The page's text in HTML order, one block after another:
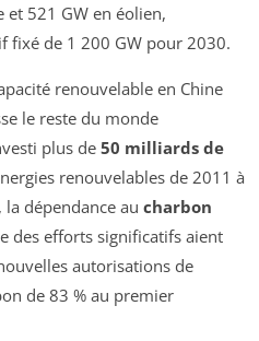
et 521 GW en éolien,
fixé de 1 200 GW pour 2030.
renouvelable en Chine
le reste du monde
plus de 50 milliards de
renouvelables de 2011 à
dépendance au charbon
des efforts significatifs aient
autorisations de
de 83 % au premier